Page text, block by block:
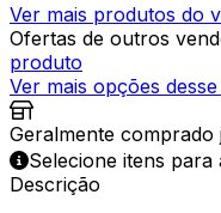
Ver mais produtos do
Ofertas de outros
produto
Ver mais opções
Geralmente comprado
Selecione itens
Descrição